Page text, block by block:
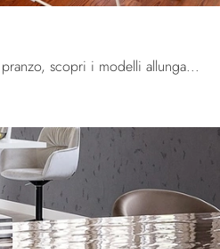
Se cerchi tavoli moderni da pranzo, scopri i modelli allungabili di Connubia: clicca e scopri il modello Frac in ceramica.